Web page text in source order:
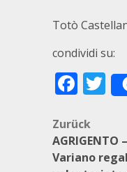
Totò
condividi su:
Zurück
AGRIGENTO
Variano